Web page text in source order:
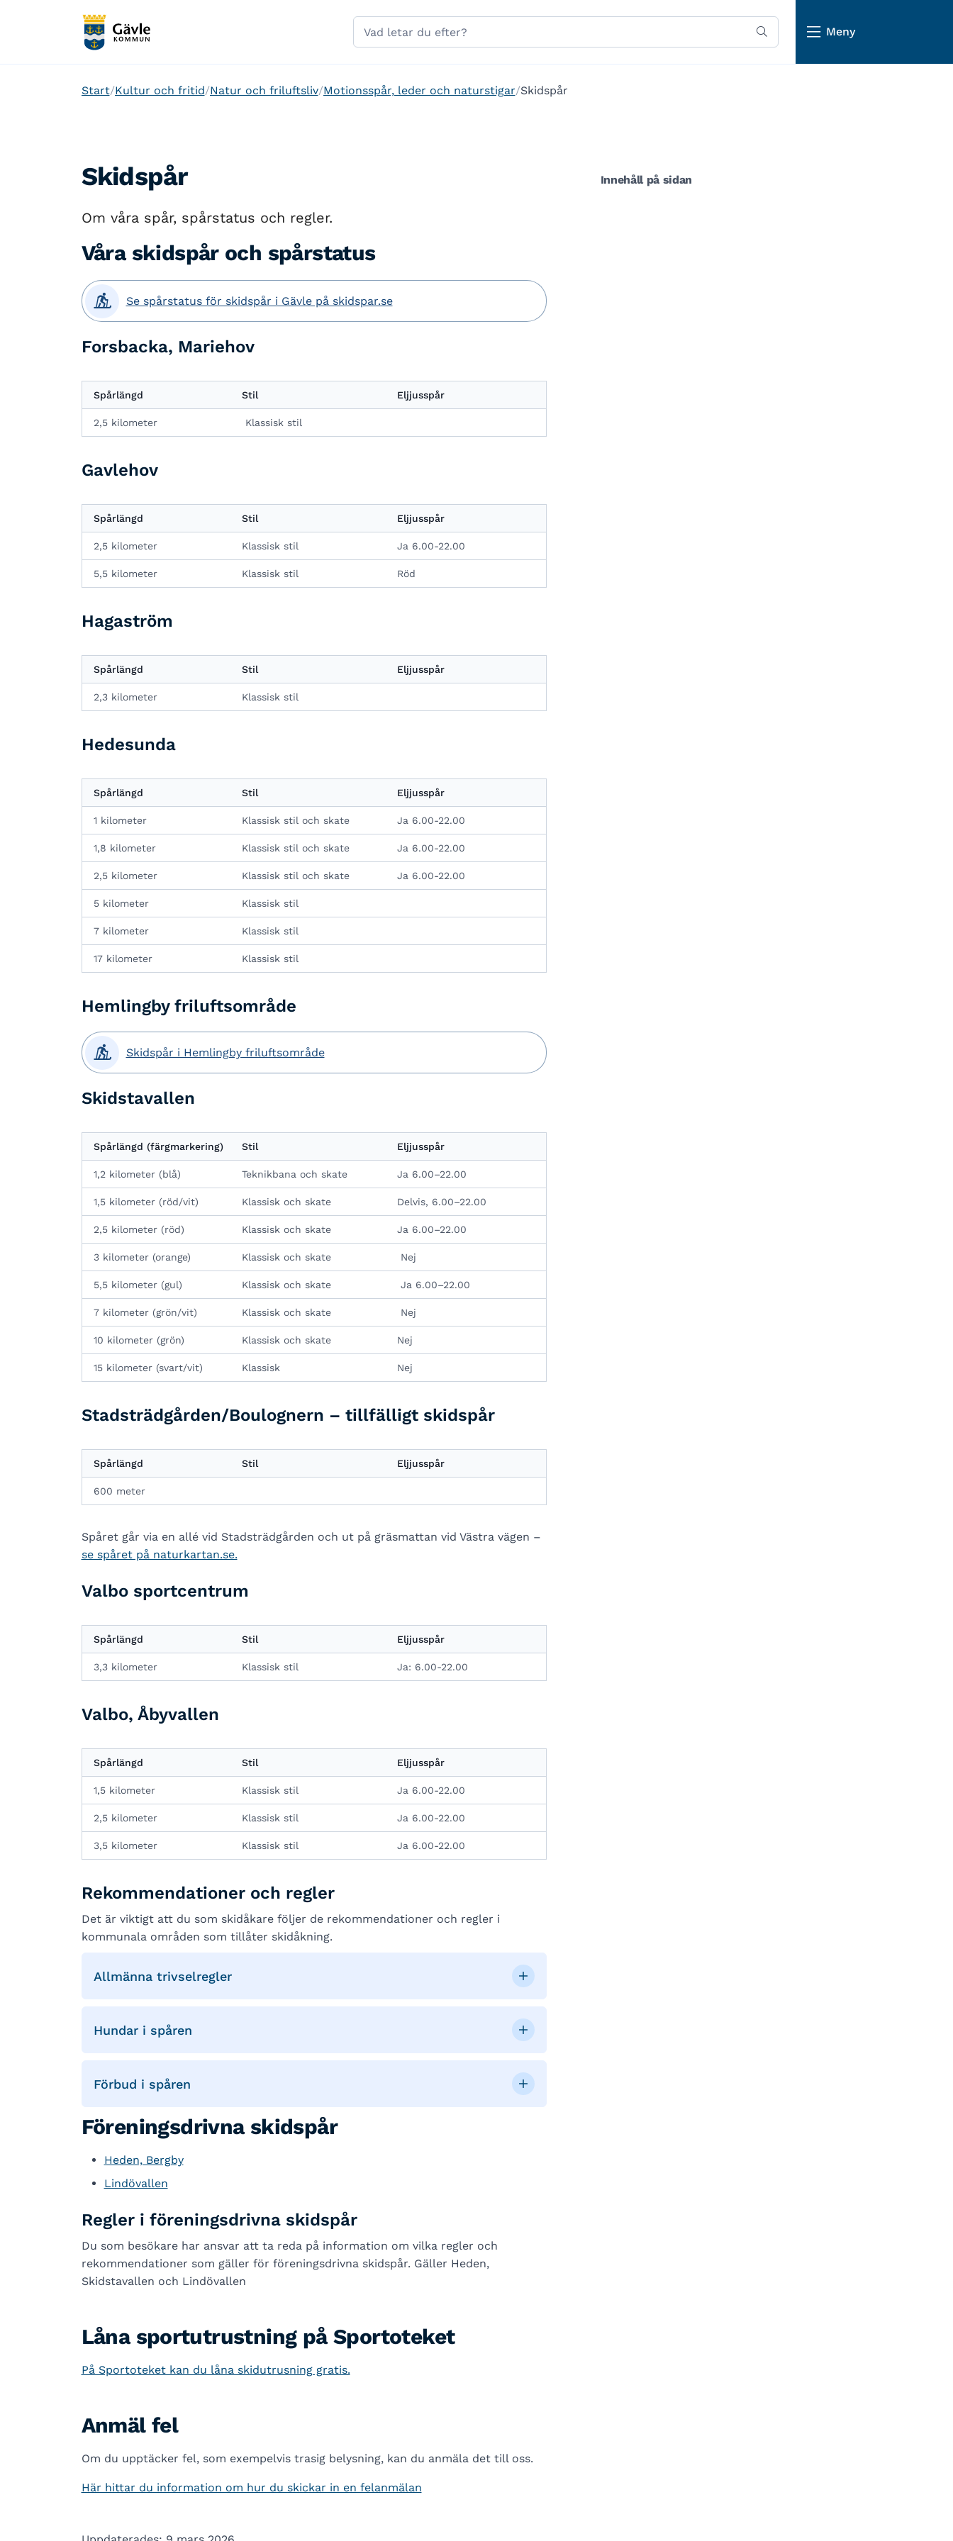
Sök
på
Meny
Start Kultur och fritid Natur och friluftsliv Motionsspår, leder och naturstigar Skidspår
Skidspår
Om våra spår, spårstatus och regler.
Våra skidspår och spårstatus
 Se spårstatus för skidspår i Gävle på skidspar.se
Forsbacka, Mariehov
Spårlängd Stil Eljjusspår
2,5 kilometer Klassisk stil
Gavlehov
Spårlängd Stil Eljjusspår
2,5 kilometer Klassisk stil Ja 6.00-22.00
5,5 kilometer Klassisk stil Röd
Hagaström
Spårlängd Stil Eljjusspår
2,3 kilometer Klassisk stil
Hedesunda
Spårlängd Stil Eljjusspår
1 kilometer Klassisk stil och skate Ja 6.00-22.00
1,8 kilometer Klassisk stil och skate Ja 6.00-22.00
2,5 kilometer Klassisk stil och skate Ja 6.00-22.00
5 kilometer Klassisk stil
7 kilometer Klassisk stil
17 kilometer Klassisk stil
Hemlingby friluftsområde
 Skidspår i Hemlingby friluftsområde
Skidstavallen
Spårlängd (färgmarkering) Stil Eljjusspår
1,2 kilometer (blå) Teknikbana och skate Ja 6.00–22.00
1,5 kilometer (röd/vit) Klassisk och skate Delvis, 6.00–22.00
2,5 kilometer (röd) Klassisk och skate Ja 6.00–22.00
3 kilometer (orange) Klassisk och skate Nej
5,5 kilometer (gul) Klassisk och skate Ja 6.00–22.00
7 kilometer (grön/vit) Klassisk och skate Nej
10 kilometer (grön) Klassisk och skate Nej
15 kilometer (svart/vit) Klassisk Nej
Stadsträdgården/Boulognern – tillfälligt skidspår
Spårlängd Stil Eljjusspår
600 meter
Spåret går via en allé vid Stadsträdgården och ut på gräsmattan vid Västra vägen –
se spåret på naturkartan.se.
Valbo sportcentrum
Spårlängd Stil Eljjusspår
3,3 kilometer Klassisk stil Ja: 6.00-22.00
Valbo, Åbyvallen
Spårlängd Stil Eljjusspår
1,5 kilometer Klassisk stil Ja 6.00-22.00
2,5 kilometer Klassisk stil Ja 6.00-22.00
3,5 kilometer Klassisk stil Ja 6.00-22.00
Rekommendationer och regler
Det är viktigt att du som skidåkare följer de rekommendationer och regler i
kommunala områden som tillåter skidåkning.
Allmänna trivselregler
Hundar i spåren
Förbud i spåren
Föreningsdrivna skidspår
Heden, Bergby
Lindövallen
Regler i föreningsdrivna skidspår
Du som besökare har ansvar att ta reda på information om vilka regler och
rekommendationer som gäller för föreningsdrivna skidspår. Gäller Heden,
Skidstavallen och Lindövallen
Låna sportutrustning på Sportoteket
På Sportoteket kan du låna skidutrusning gratis.
Anmäl fel
Om du upptäcker fel, som exempelvis trasig belysning, kan du anmäla det till oss.
Här hittar du information om hur du skickar in en felanmälan
Innehåll på sidan